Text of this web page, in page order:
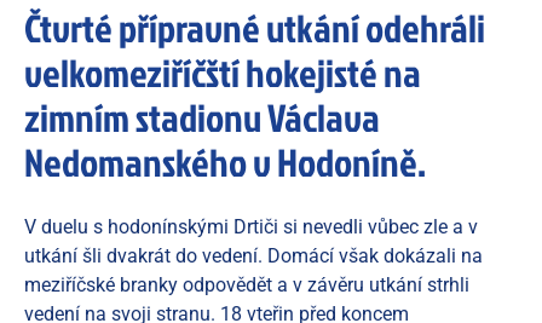
Čtvrté přípravné utkání odehráli
velkomeziříčští hokejisté na
zimním stadionu Václava
Nedomanského v Hodoníně.
V duelu s hodonínskými Drtiči si nevedli vůbec zle a v
utkání šli dvakrát do vedení. Domácí však dokázali na
meziříčské branky odpovědět a v závěru utkání strhli
vedení na svoji stranu. 18 vteřin před koncem